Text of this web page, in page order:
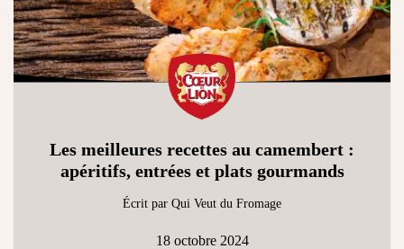
Les meilleures recettes au camembert :
apéritifs, entrées et plats gourmands
Écrit par Qui Veut du Fromage
18 octobre 2024